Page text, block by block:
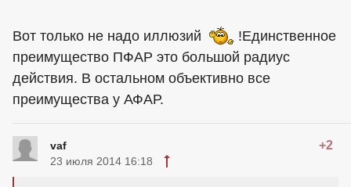
Вот только не надо иллюзий
!Единственное
преимущество ПФАР это большой радиус
действия. В остальном объективно все
преимущества у АФАР.
vaf +2
23 июля 2014 16:18